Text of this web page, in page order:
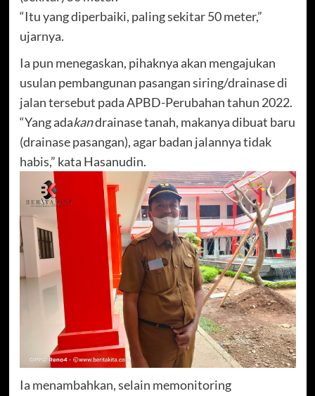
“Itu yang diperbaiki, paling sekitar 50 meter,”
ujarnya.
Ia pun menegaskan, pihaknya akan mengajukan
usulan pembangunan pasangan siring/drainase di
jalan tersebut pada APBD-Perubahan tahun 2022.
“Yang adakandrainase tanah, makanya dibuat baru
(drainase pasangan), agar badan jalannya tidak
habis,” kata Hasanudin.
Ia menambahkan, selain memonitoring